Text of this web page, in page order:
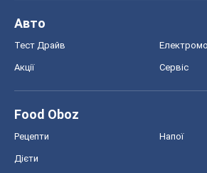
Авто
Тест Драйв
Акції Сервіс
Food Oboz
Рецепти Напої
Дієти